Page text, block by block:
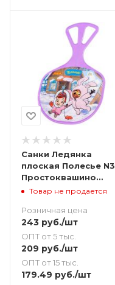
Санки Ледянка
плоская Полесье N3
Простоквашино
(новые) 58х35 -
Товар не продается
Розничная цена
243 руб./шт
ОПТ от 5 тыс.
209 руб./шт
ОПТ от 15 тыс.
179.49 руб./шт